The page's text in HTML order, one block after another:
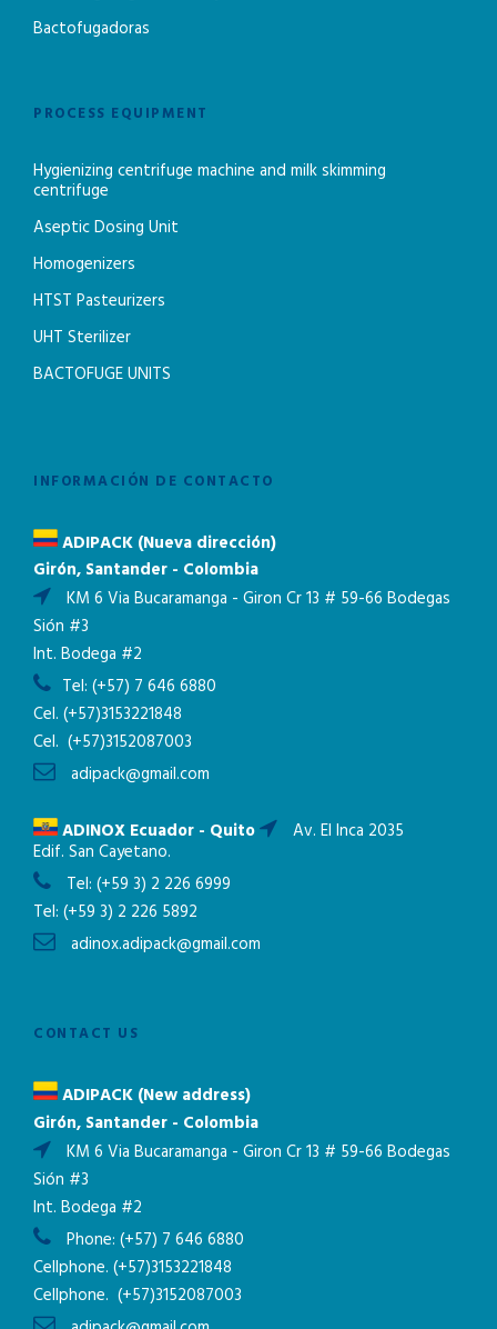
Bactofugadoras
PROCESS EQUIPMENT
Hygienizing centrifuge machine and milk skimming
centrifuge
Aseptic Dosing Unit
Homogenizers
HTST Pasteurizers
UHT Sterilizer
BACTOFUGE UNITS
INFORMACIÓN DE CONTACTO
ADIPACK (Nueva dirección)
Girón, Santander - Colombia
KM 6 Via Bucaramanga - Giron Cr 13 # 59-66 Bodegas
Sión #3
Int. Bodega #2
Tel: (+57) 7 646 6880
Cel. (+57)3153221848
Cel. (+57)3152087003
adipack@gmail.com
ADINOX Ecuador - Quito Av. El Inca 2035
Edif. San Cayetano.
Tel: (+59 3) 2 226 6999
Tel: (+59 3) 2 226 5892
adinox.adipack@gmail.com
CONTACT US
ADIPACK (New address)
Girón, Santander - Colombia
KM 6 Via Bucaramanga - Giron Cr 13 # 59-66 Bodegas
Sión #3
Int. Bodega #2
Phone: (+57) 7 646 6880
Cellphone. (+57)3153221848
Cellphone. (+57)3152087003